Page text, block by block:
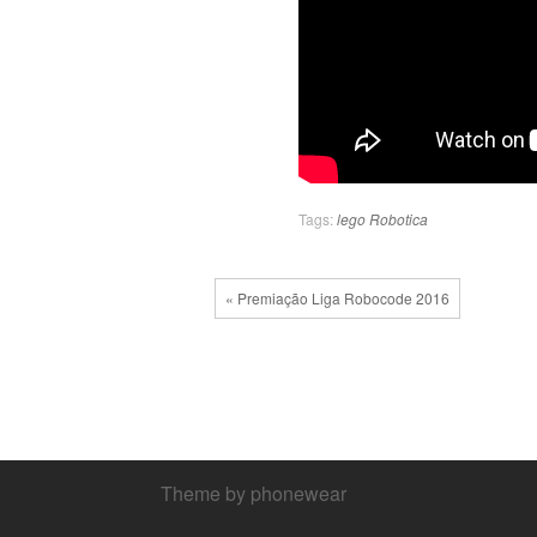
Tags: legoRobotica
« Premiação Liga Robocode 2016
Theme by phonewear